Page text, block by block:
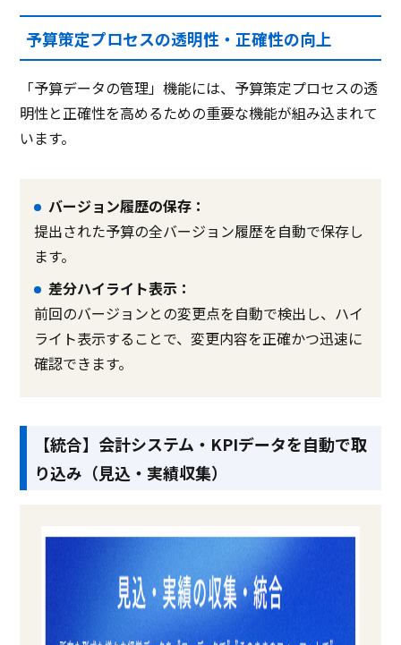
予算策定プロセスの透明性・正確性の向上
「予算データの管理」機能には、予算策定プロセスの透
明性と正確性を高めるための重要な機能が組み込まれて
います。
バージョン履歴の保存：
提出された予算の全バージョン履歴を自動で保存し
ます。
差分ハイライト表示：
前回のバージョンとの変更点を自動で検出し、ハイ
ライト表示することで、変更内容を正確かつ迅速に
確認できます。
【統合】会計システム・KPIデータを自動で取
り込み（見込・実績収集）